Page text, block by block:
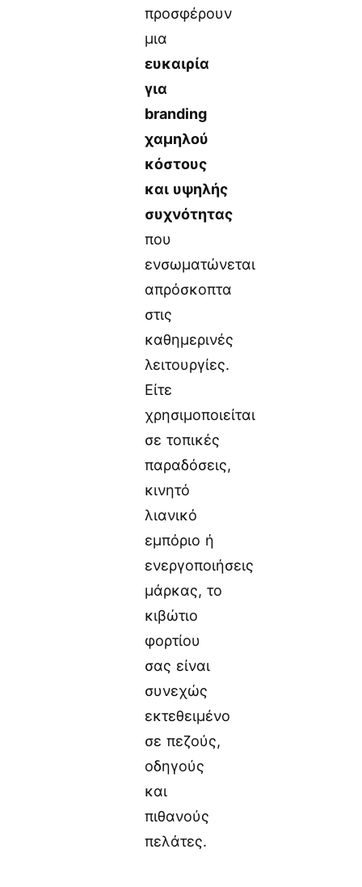
προσφέρουν
μια
ευκαιρία
για
branding
χαμηλού
κόστους
και υψηλής
συχνότητας
που
ενσωματώνεται
απρόσκοπτα
στις
καθημερινές
λειτουργίες.
Είτε
χρησιμοποιείται
σε τοπικές
παραδόσεις,
κινητό
λιανικό
εμπόριο ή
ενεργοποιήσεις
μάρκας, το
κιβώτιο
φορτίου
σας είναι
συνεχώς
εκτεθειμένο
σε πεζούς,
οδηγούς
και
πιθανούς
πελάτες.